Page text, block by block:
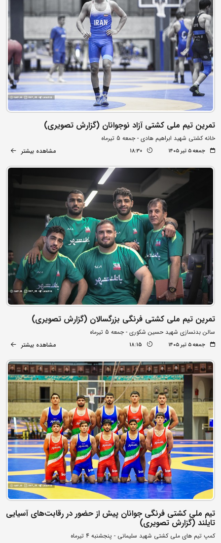
تمرین تیم ملی کشتی آزاد نوجوانان (گزارش تصویری)
خانه کشتی شهید ابراهیم هادی - جمعه 5 تیرماه
جمعه ۵ تیر ۱۴۰۵ 18:30 مشاهده بیشتر
تمرین تیم ملی کشتی فرنگی بزرگسالان (گزارش تصویری)
سالن بدنسازی شهید حسین شکوری - جمعه 5 تیرماه
جمعه ۵ تیر ۱۴۰۵ 18:15 مشاهده بیشتر
تیم ملی کشتی فرنگی جوانان پیش از حضور در رقابت‌های آسیایی
تایلند (گزارش تصویری)
کمپ تیم های ملی کشتی شهید سلیمانی - پنجشنبه 4 تیرماه